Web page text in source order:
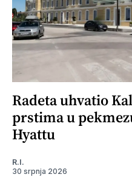
Radeta uhvatio
prstima u
Hyattu
R.I.
30 srpnja 2026